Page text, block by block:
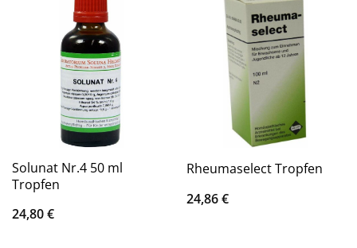
Solunat Nr.4 50 ml
Tropfen
24,80€
Rheumaselect Tropfen
24,86€